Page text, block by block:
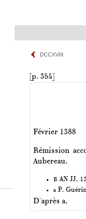
DCCXVIII
[p. 354]
Février 1388
Rémission
Aubereau.
B AN JJ.
aP.
D'après a.